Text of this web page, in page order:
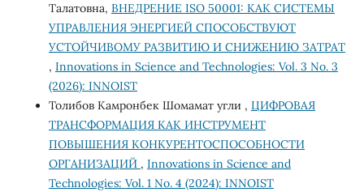
Талатовна, ВНЕДРЕНИЕ ISO 50001: КАК СИСТЕМЫ
УПРАВЛЕНИЯ ЭНЕРГИЕЙ СПОСОБСТВУЮТ
УСТОЙЧИВОМУ РАЗВИТИЮ И СНИЖЕНИЮ ЗАТРАТ
, Innovations in Science and Technologies: Vol. 3 No. 3
(2026): INNOIST
Толибов Камронбек Шомамат угли , ЦИФРОВАЯ
ТРАНСФОРМАЦИЯ КАК ИНСТРУМЕНТ
ПОВЫШЕНИЯ КОНКУРЕНТОСПОСОБНОСТИ
ОРГАНИЗАЦИЙ , Innovations in Science and
Technologies: Vol. 1 No. 4 (2024): INNOIST